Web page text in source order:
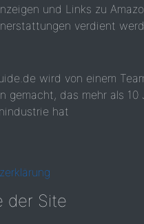
und Links zu
verdient
wird von einem
gemacht, das mehr als 10
hat
der Site